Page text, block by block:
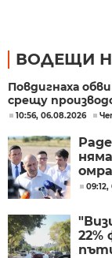
ВОДЕЩИ
Повдигнаха
срещу
10:56, 06.08.2026